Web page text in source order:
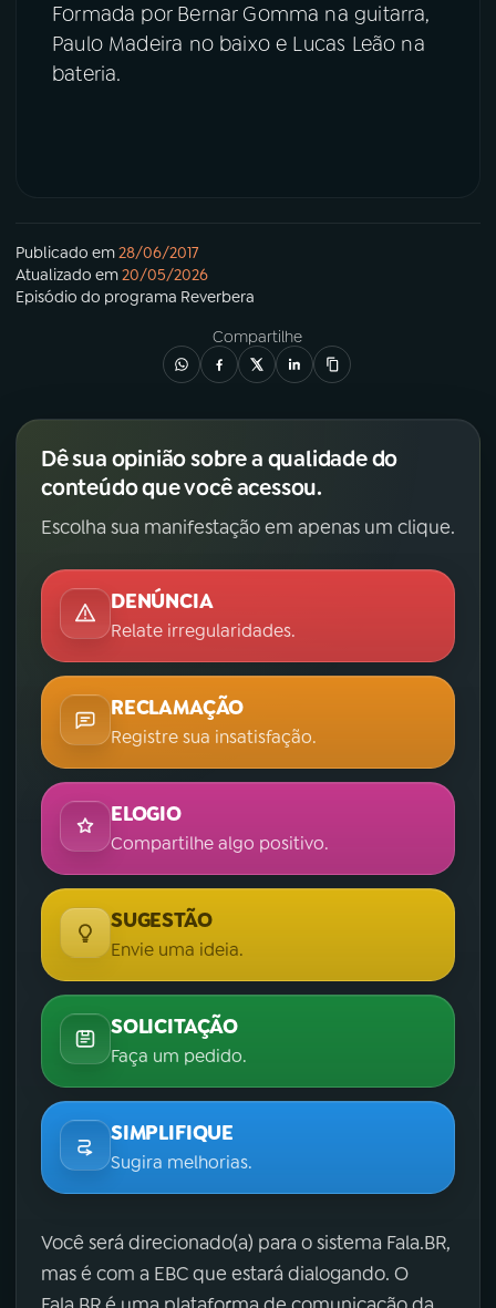
TikTok
Formada por Bernar Gomma na guitarra,
Paulo Madeira no baixo e Lucas Leão na
bateria.
Publicado em28/06/2017
Atualizado em20/05/2026
Episódio do programa Reverbera
Compartilhe
Dê sua opinião sobre a qualidade do
conteúdo que você acessou.
Escolha sua manifestação em apenas um clique.
DENÚNCIA
Relate irregularidades.
RECLAMAÇÃO
Registre sua insatisfação.
ELOGIO
Compartilhe algo positivo.
SUGESTÃO
Envie uma ideia.
SOLICITAÇÃO
Faça um pedido.
SIMPLIFIQUE
Sugira melhorias.
Você será direcionado(a) para o sistema Fala.BR,
mas é com a EBC que estará dialogando. O